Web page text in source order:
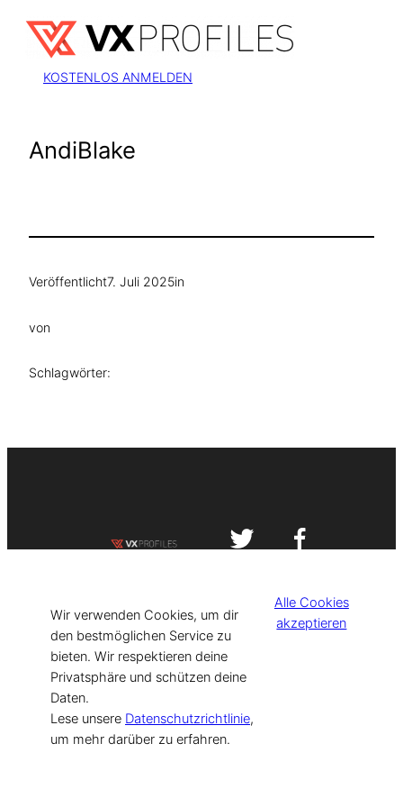
Inhalt
springen
KOSTENLOS ANMELDEN
AndiBlake
Veröffentlicht7. Juli 2025in
von
Schlagwörter:
[current_year] VISIT-X. Made with
for Models & Influencers!
Wir verwenden Cookies, um dir
den bestmöglichen Service zu
bieten. Wir respektieren deine
Privatsphäre und schützen deine
Daten.
Lese unsere Datenschutzrichtlinie,
um mehr darüber zu erfahren.
Alle Cookies
akzeptieren